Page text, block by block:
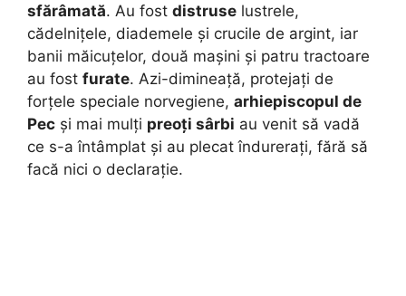
sfărâmată. Au fost distruse lustrele,
cădelnițele, diademele și crucile de argint, iar
banii măicuțelor, două mașini și patru tractoare
au fost furate. Azi-dimineață, protejați de
forțele speciale norvegiene, arhiepiscopul de
Pec și mai mulți preoți sârbi au venit să vadă
ce s-a întâmplat și au plecat îndurerați, fără să
facă nici o declarație.